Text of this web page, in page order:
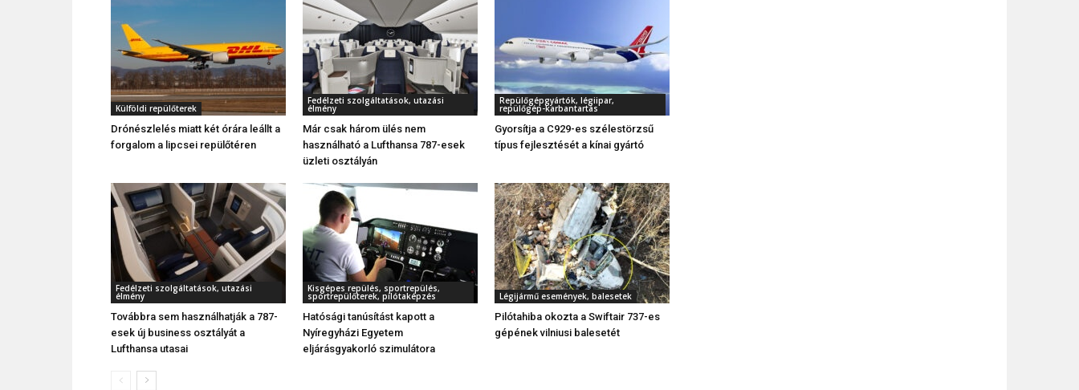
Külföldi repülőterek
Drónészlelés miatt két órára leállt a
forgalom a lipcsei repülőtéren
Fedélzeti szolgáltatások, utazási
élmény
Már csak három ülés nem
használható a Lufthansa 787-esek
üzleti osztályán
Repülőgépgyártók, légiipar,
repülőgép-karbantartás
Gyorsítja a C929-es szélestörzsű
típus fejlesztését a kínai gyártó
Fedélzeti szolgáltatások, utazási
élmény
Továbbra sem használhatják a 787-
esek új business osztályát a
Lufthansa utasai
Kisgépes repülés, sportrepülés,
sportrepülőterek, pilótaképzés
Hatósági tanúsítást kapott a
Nyíregyházi Egyetem
eljárásgyakorló szimulátora
Légijármű események, balesetek
Pilótahiba okozta a Swiftair 737-es
gépének vilniusi balesetét